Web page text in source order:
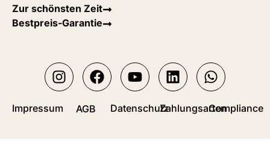
Zur schönsten Zeit
Bestpreis-Garantie
Impressum AGB DatenschutzZahlungsartenCompliance